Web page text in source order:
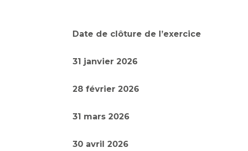
Date de clôture de l’exercice
31 janvier 2026
28 février 2026
31 mars 2026
30 avril 2026